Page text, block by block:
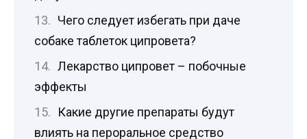
Чего следует избегать при даче
собаке таблеток ципровета?
Лекарство ципровет – побочные
эффекты
Какие другие препараты будут
влиять на пероральное средство